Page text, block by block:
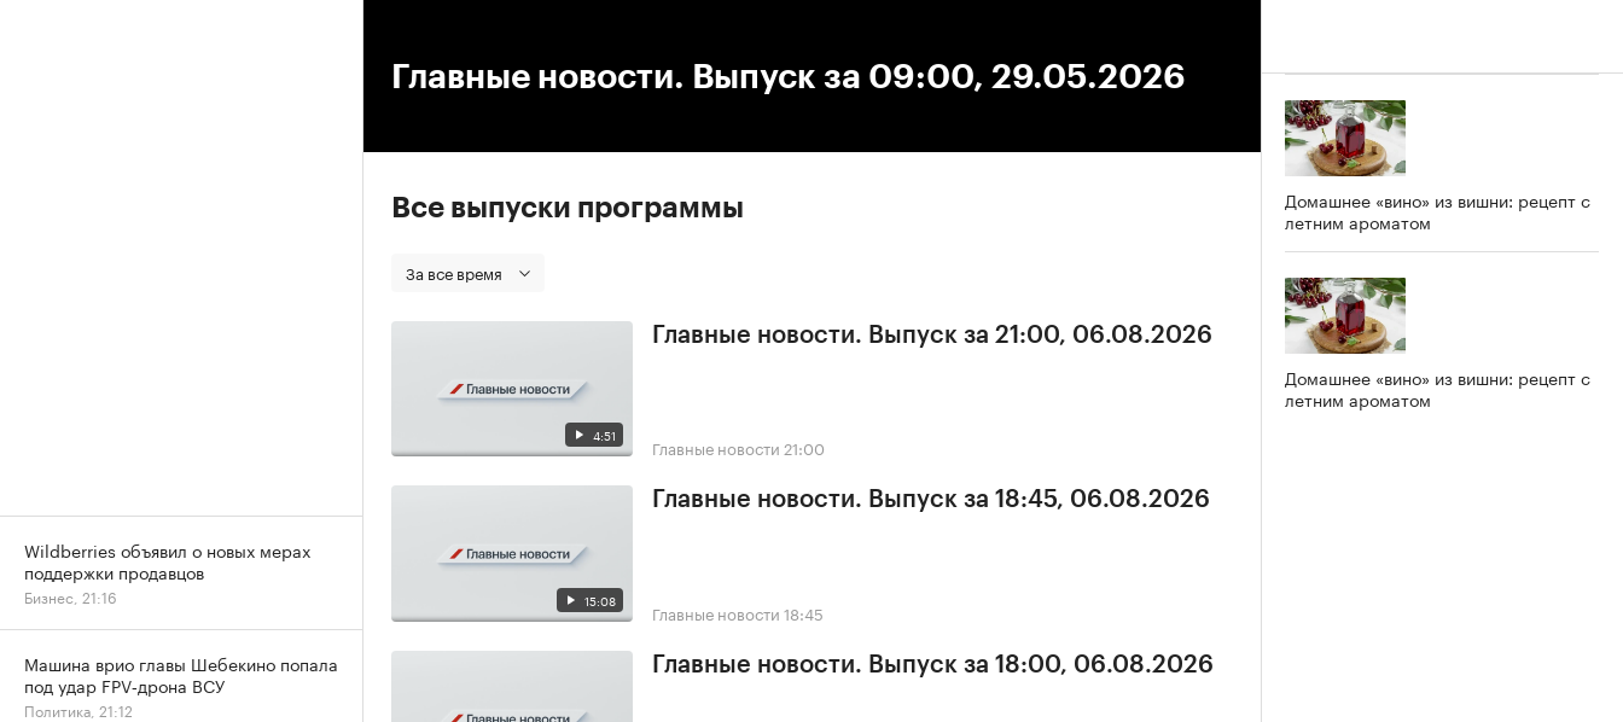
Главные новости. Выпуск за 09:00, 29.05.2026
Все выпуски программы
За все время
4:51
Главные новости. Выпуск за 21:00, 06.08.2026
Главные новости 21:00
15:08
Главные новости. Выпуск за 18:45, 06.08.2026
Главные новости 18:45
Главные новости. Выпуск за 18:00, 06.08.2026
Домашнее «вино» из вишни: рецепт с
летним ароматом
Домашнее «вино» из вишни: рецепт с
летним ароматом
Wildberries объявил о новых мерах
поддержки продавцов
Бизнес, 21:16
Машина врио главы Шебекино попала
под удар FPV‑дрона ВСУ
Политика, 21:12